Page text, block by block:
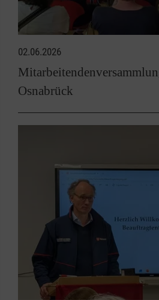
02.06.2026
Osnabrück